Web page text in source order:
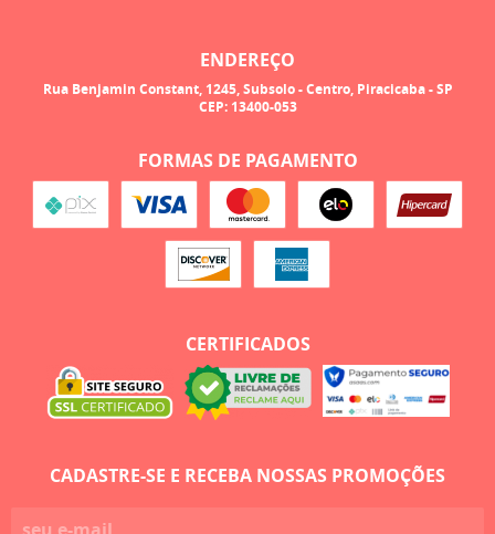
ENDEREÇO
Rua Benjamin Constant, 1245, Subsolo-Centro, Piracicaba-SP
CEP: 13400-053
FORMAS DE PAGAMENTO
CERTIFICADOS
CADASTRE-SE E RECEBA NOSSAS PROMOÇÕES